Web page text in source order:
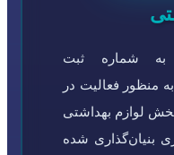
به شماره ثبت
۰-۴۵۱۹۲۱-۰۹۴ در سال ۱۳۶۴ به منظور فعالیت در
لوازم بهداشتی
بنیان‌گذاری شده